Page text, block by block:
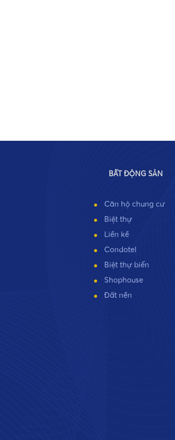
BẤT ĐỘNG SẢN
Căn hộ chung cư
Biệt thự
Liền kề
Condotel
Biệt thự biển
Shophouse
Đất nền